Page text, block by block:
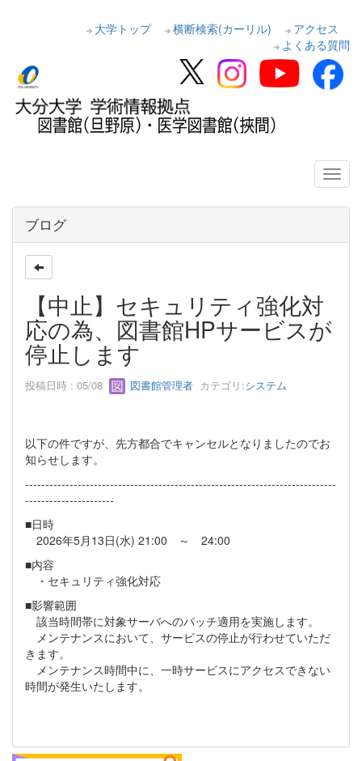
大学トップ 横断検索(カーリル)
アクセス
よくある質問
ブログ
【中止】セキュリティ強化対
応の為、図書館HPサービスが
停止します
投稿日時 : 05/08 図書館管理者 カテゴリ:システム
以下の件ですが、先方都合でキャンセルとなりましたのでお
知らせします。
-----------------------------------------------------------------------------
----------------------
■日時
2026年5月13日(水) 21:00 ～ 24:00
■内容
・セキュリティ強化対応
■影響範囲
該当時間帯に対象サーバへのパッチ適用を実施します。
メンテナンスにおいて、サービスの停止が行わせていただ
きます。
メンテナンス時間中に、一時サービスにアクセスできない
時間が発生いたします。